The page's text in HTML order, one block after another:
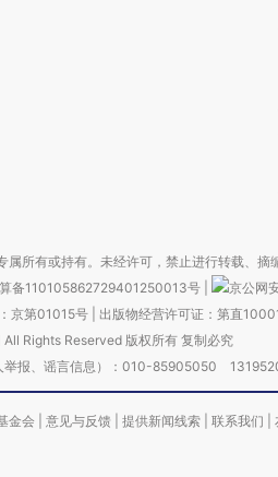
所有或持有。未经许可，禁止进行转载、摘
备110105862729401250013号
京公网
京第01015号| 出版物经营许可证：第直
Rights Reserved 版权所有 复制必究
举报、谣言信息）：010-85905050
金会 意见与反馈 提供新闻线索 联系我们